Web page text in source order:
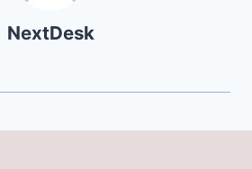
NextDesk